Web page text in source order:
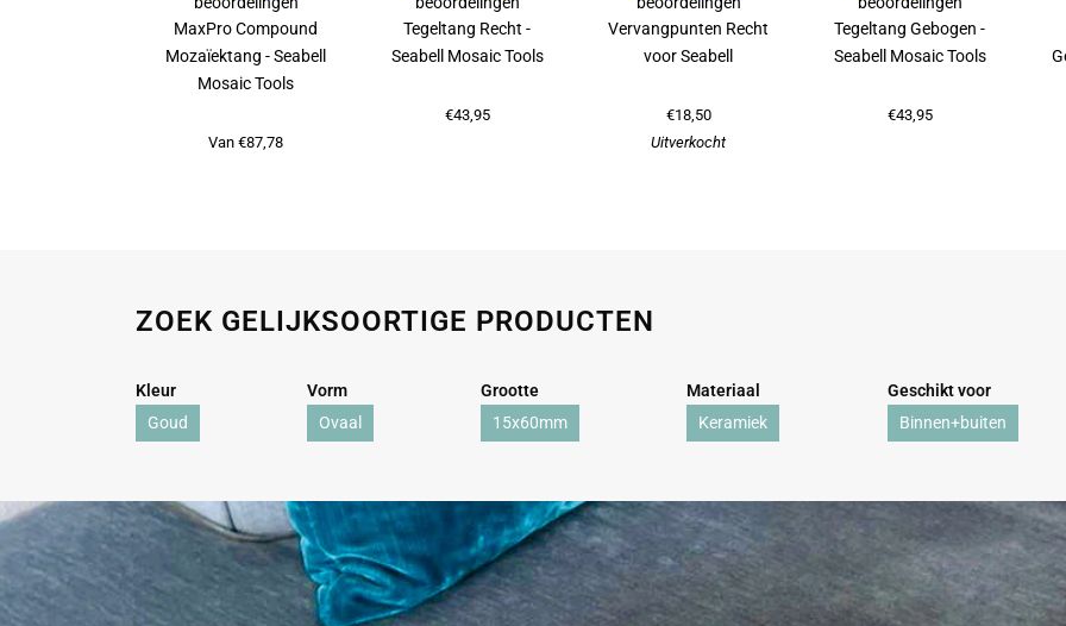
MaxPro Compound
Mozaïektang - Seabell
Mosaic Tools
Van €87,78
Tegeltang Recht -
Seabell Mosaic Tools
€43,95
Vervangpunten Recht
voor Seabell
€18,50
Uitverkocht
Tegeltang Gebogen -
Seabell Mosaic Tools
€43,95
ZOEK GELIJKSOORTIGE PRODUCTEN
Kleur
Goud
Vorm
Ovaal
Grootte
15x60mm
Materiaal
Keramiek
Geschikt voor
Binnen+buiten